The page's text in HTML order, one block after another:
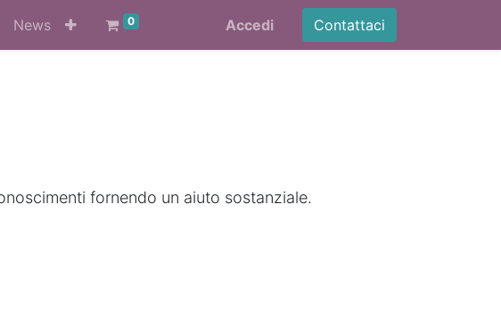
News 0 Accedi Contattaci
fornendo un aiuto sostanziale.